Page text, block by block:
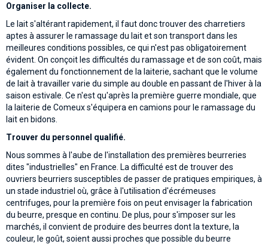
Organiser la collecte.
Le lait s'altérant rapidement, il faut donc trouver des charretiers
aptes à assurer le ramassage du lait et son transport dans les
meilleures conditions possibles, ce qui n'est pas obligatoirement
évident. On conçoit les difficultés du ramassage et de son coût, mais
également du fonctionnement de la laiterie, sachant que le volume
de lait à travailler varie du simple au double en passant de l'hiver à la
saison estivale. Ce n'est qu'après la première guerre mondiale, que
la laiterie de Comeux s'équipera en camions pour le ramassage du
lait en bidons.
Trouver du personnel qualifié.
Nous sommes à l'aube de l'installation des premières beurreries
dites "industrielles" en France. La difficulté est de trouver des
ouvriers beurriers susceptibles de passer de pratiques empiriques, à
un stade industriel où, grâce à l'utilisation d'écrémeuses
centrifuges, pour la première fois on peut envisager la fabrication
du beurre, presque en continu. De plus, pour s'imposer sur les
marchés, il convient de produire des beurres dont la texture, la
couleur, le goût, soient aussi proches que possible du beurre